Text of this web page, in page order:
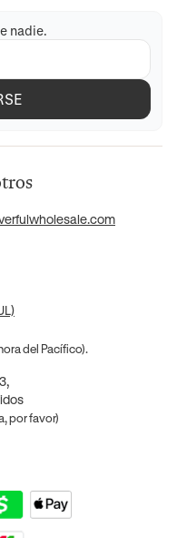
nadie.
del Pacífico).
por favor)